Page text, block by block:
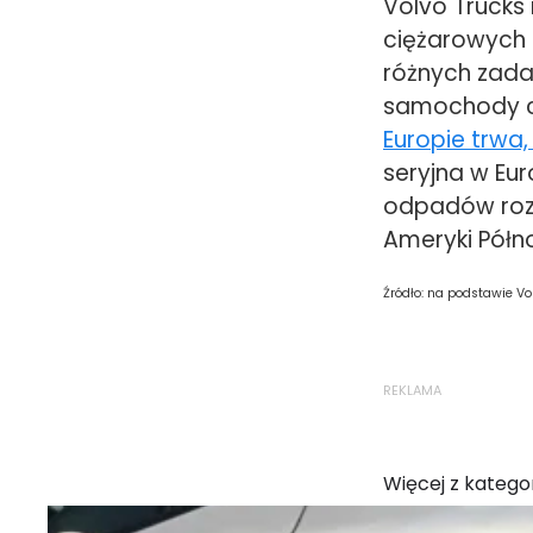
ciężarowych
różnych
samochody
Europie
seryjna w
odpadów
Ameryki
Źródło: na podstawie
REKLAMA
Więcej z